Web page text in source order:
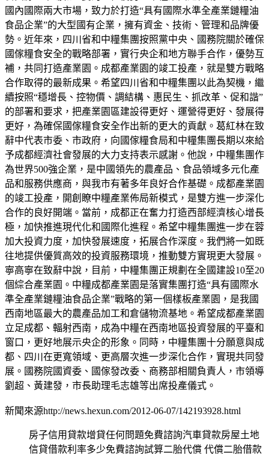
國內國際兩大市場，致力於打造“具有國際水準全產業鏈糧油
食品企業”的大型國有企業，擁有資金、技術、管理和品牌優
勢。近年來，四川省和中糧集團按照黨中央、國務院關於確保
國傢糧食安全的戰略部署，實行央企和地方聯手合作，優勢互
補，共同打造產業園。成都產業園的竣工投產，就是雙方戰略
合作取得的最新成果。希望四川省和中糧集團以此為契機，繼
續按照“穩增長、控物價、調結構、惠民生、抓改革、促和諧”
的部署和要求，把產業園區建設得更好、運營得更好、發展得
更好，為確保國傢糧食安全作出新的更大的貢獻。葛紅林在致
辭中代表市委、市政府，向國傢糧食局和中糧集團長期以來給
予成都經濟社會發展的大力支持表示感謝。他說，中糧集團作
為世界500強企業，是中國領先的農產品、食品領域多元化產
品和服務供應商，與我市有著多年良好合作基礎。成都產業園
的竣工投產，開創瞭中糧產業佈局新模式，是雙方進一步深化
合作的良好開端。當前，成都正在奮力打造西部經濟核心增長
極，加快推進現代化和國際化進程。希望中糧集團進一步在蓉
加大投資力度，加快發展速度，拓展合作深度。我們將一如既
往地提供優質高效的投資服務環境，推動雙方實現更大發展。
寧高寧在致辭中說，目前，中糧集團正規劃在全國建設10至20
個綜合產業園。中糧成都產業園是落實集團打造“具有國際水
準全產業鏈糧油食品企業”戰略的第一個樣板產業園，是我國
西南地區最大的農產品加工和倉儲物流基地。希望成都產業園
立足成都、輻射西南，成為中糧在西南地區投資發展的平臺和
窗口，更好地展示央企的形象。同時，中糧集團十分願意與成
都、四川在更寬領域、更高層次進一步深化合作，實現共同發
展。國務院國資委、國傢發改委、商務部相關負責人，市領導
劉超、黃建發，市長助理毛志雄等出席投產儀式。
新聞來源http://news.hexun.com/2012-06-07/142193928.html
房子信用貸款增貸任何問題免費諮詢汽車貸款房屋土地
信貸借款利率多少免費諮詢試算二胎代償 代償二胎借款